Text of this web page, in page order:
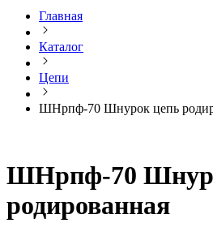
Главная
Каталог
Цепи
ШНрпф-70 Шнурок цепь
ШНрпф-70
родированная